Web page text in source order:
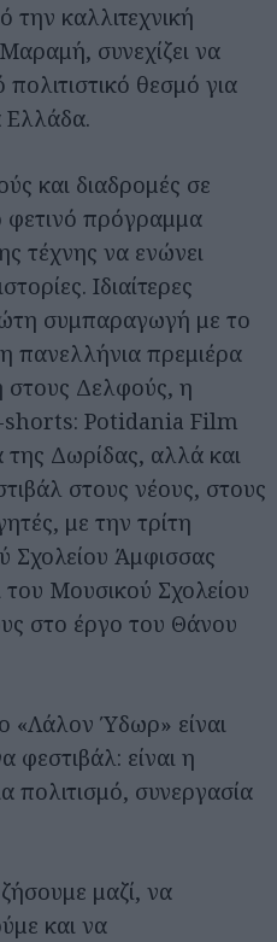
την καλλιτεχνική
συνεχίζει να
θεσμό για
Ελλάδα.
και διαδρομές σε
πρόγραμμα
τέχνης να ενώνει
Ιδιαίτερες
συμπαραγωγή με το
πανελλήνια πρεμιέρα
στους Δελφούς, η
shorts: Potidania Film
της Δωρίδας, αλλά και
στους νέους, στους
με την τρίτη
Σχολείου Άμφισσας
Μουσικού Σχολείου
στο έργο του Θάνου
«Λάλον Ύδωρ» είναι
φεστιβάλ: είναι η
πολιτισμό, συνεργασία
μαζί, να
και να